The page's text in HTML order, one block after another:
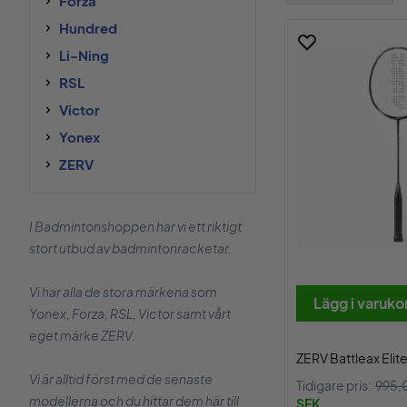
Hundred
Li-Ning
RSL
Victor
Yonex
ZERV
I Badmintonshoppen har vi ett riktigt
stort utbud av badmintonracketar.
Vi har alla de stora märkena som
Yonex, Forza, RSL, Victor samt vårt
eget märke ZERV.
Vi är alltid först med de senaste
modellerna och du hittar dem här till
Lägg i
ZERV Battleax
Tidigare pris:
SEK